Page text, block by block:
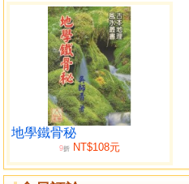
地學鐵骨秘
9折NT$108元